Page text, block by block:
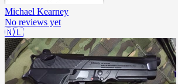
Michael Kearney
No reviews yet
🇳🇱